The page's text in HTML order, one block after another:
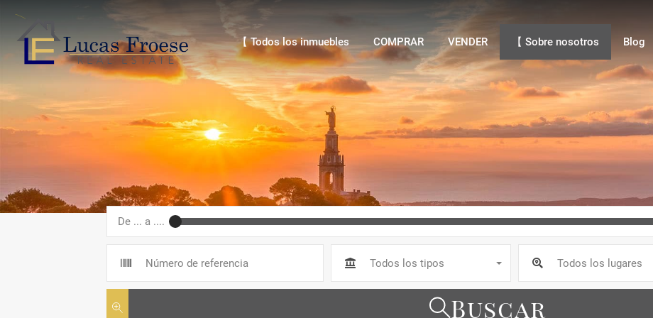
【 Todos los inmuebles VENDER 【 Sobre nosotros
【 Todos los inmuebles
COMPRAR VENDER 【 Sobre nosotros Blog
De ... a ....
Todos los tipos Todos los lugares
Buscar